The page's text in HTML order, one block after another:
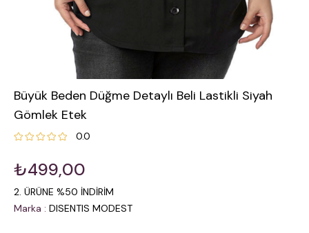
Büyük Beden Düğme Detaylı Beli Lastikli Siyah
Gömlek Etek
0.0
₺499,00
2. ÜRÜNE %50 İNDİRİM
Marka : DISENTIS MODEST